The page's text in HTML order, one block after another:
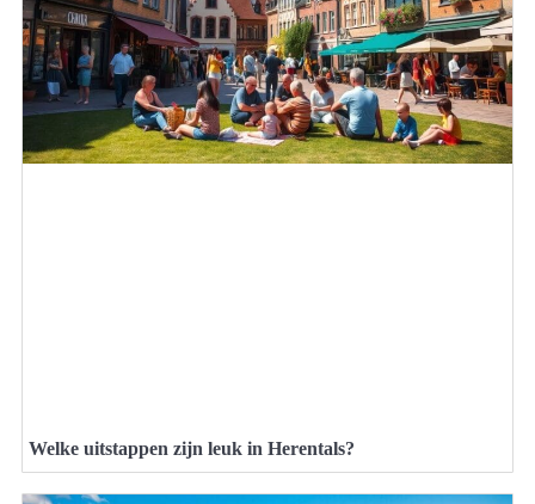
Welke uitstappen zijn leuk in Herentals?